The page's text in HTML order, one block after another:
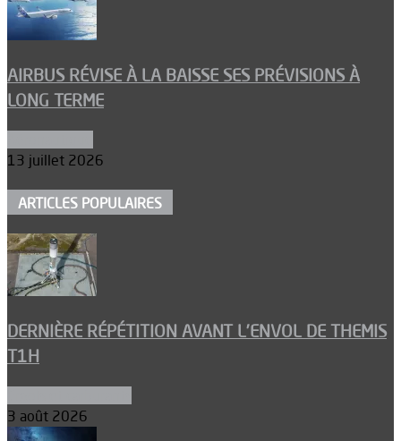
AIRBUS RÉVISE À LA BAISSE SES PRÉVISIONS À
LONG TERME
13 juillet 2026
ARTICLES POPULAIRES
DERNIÈRE RÉPÉTITION AVANT L’ENVOL DE THEMIS
T1H
3 août 2026